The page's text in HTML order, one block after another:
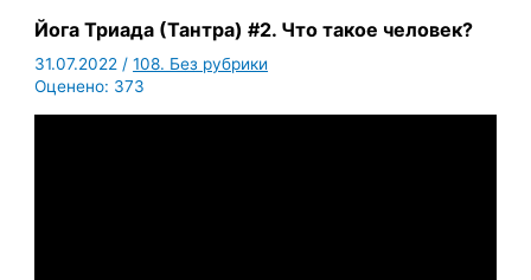
Йога Триада (Тантра) #2. Что такое человек?
31.07.2022/108. Без рубрики
Оценено: 373